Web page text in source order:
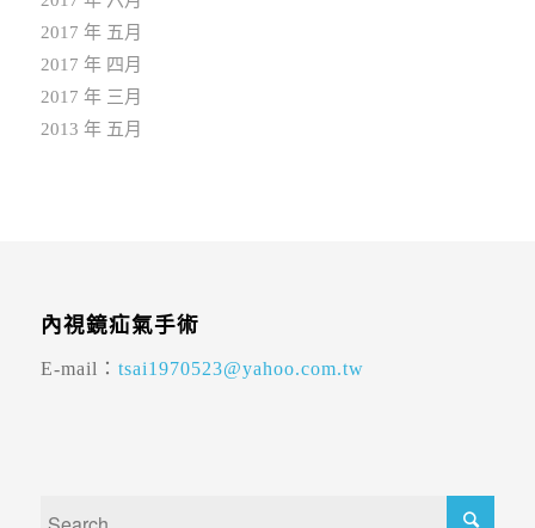
2017 年 五月
2017 年 四月
2017 年 三月
2013 年 五月
內視鏡疝氣手術
E-mail： tsai1970523@yahoo.com.tw